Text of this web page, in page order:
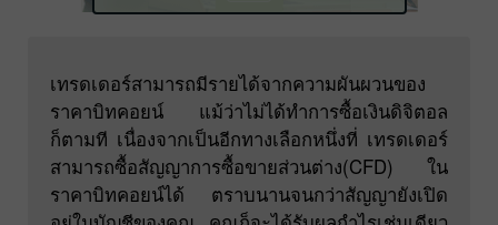
เทรดเดอร์สามารถมีรายได้จากความผันผวนของ
ราคาบิทคอยน์ แม้ว่าไม่ได้ทำการซื้อเงินดิจิตอล
ก็ตามที เนื่องจากเป็นอีกทางเลือกหนึ่งที่ เทรดเดอร์
สามารถซื้อสัญญาการซื้อขายส่วนต่าง(CFD) ใน
ราคาบิทคอยน์ได้ ตราบนานจนกว่าสัญญายังเปิด